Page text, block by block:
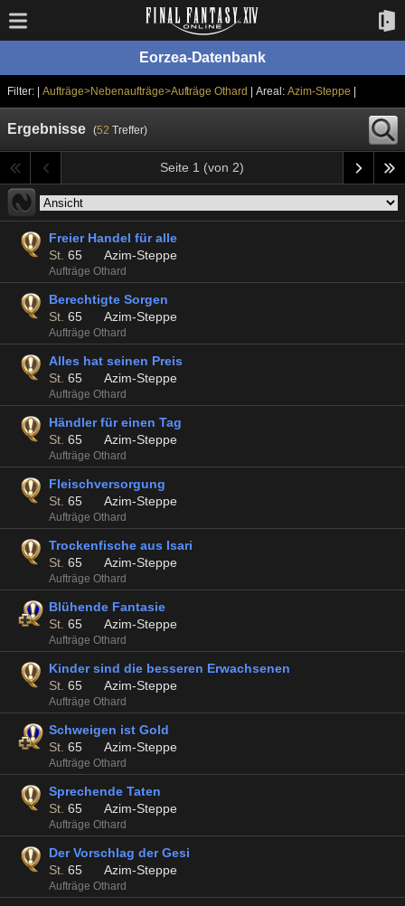
Eorzea-Datenbank
Filter: | Aufträge>Nebenaufträge>Aufträge Othard | Areal:Azim-Steppe
Ergebnisse (52 Treffer)
Seite 1 (von 2)
Freier Handel für alle
St. 65 Azim-Steppe
Aufträge Othard
Berechtigte Sorgen
St. 65 Azim-Steppe
Aufträge Othard
Alles hat seinen Preis
St. 65 Azim-Steppe
Aufträge Othard
Händler für einen Tag
St. 65 Azim-Steppe
Aufträge Othard
Fleischversorgung
St. 65 Azim-Steppe
Aufträge Othard
Trockenfische aus Isari
St. 65 Azim-Steppe
Aufträge Othard
Blühende Fantasie
St. 65 Azim-Steppe
Aufträge Othard
Kinder sind die besseren Erwachsenen
St. 65 Azim-Steppe
Aufträge Othard
Schweigen ist Gold
St. 65 Azim-Steppe
Aufträge Othard
Sprechende Taten
St. 65 Azim-Steppe
Aufträge Othard
Der Vorschlag der Gesi
St. 65 Azim-Steppe
Aufträge Othard